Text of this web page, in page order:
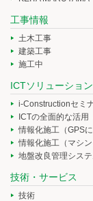
工事情報
土木工事
建築工事
施工中
ICTソリューション
i-Constructionセミ
ICTの全面的な活用
情報化施工（GPS
情報化施工（マシ
地盤改良管理シス
技術・サービス
技術